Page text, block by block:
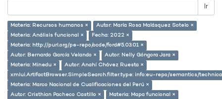
Ir
Materia: Recursos humanos ×
Autor: María Rosa Malásquez Sotelo ×
Materia: Análisis funcional ×
Fecha: 2022 ×
Materia: http://purl.org/pe-repo/ocde/ford#5.03.01 ×
Autor: Bernardo García Velando ×
Autor: Nelly Góngora Jara ×
Materia: Minedu ×
Autor: Anahí Chávez Ruesta ×
xmlui.ArtifactBrowser.SimpleSearch.filter.type: info:eu-repo/semantics/
Materia: Marco Nacional de Cualificaciones del Perú ×
Autor: Cristhian Pacheco Castillo ×
Materia: Mapa funcional ×